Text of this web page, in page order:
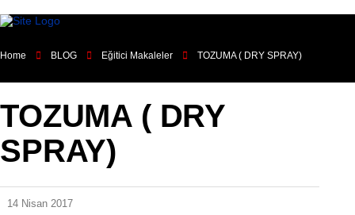
Home BLOG Eğitici Makaleler TOZUMA ( DRY SPRAY)
TOZUMA ( DRY
SPRAY)
14 Nisan 2017